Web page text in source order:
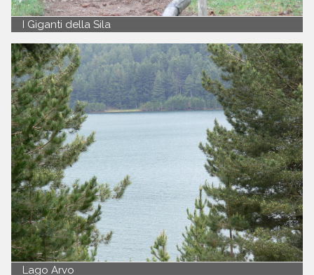
I Giganti della Sila
Lago Arvo